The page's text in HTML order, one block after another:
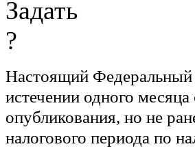
Настоящий Федеральный
истечении одного
опубликования, но не
налогового периода по